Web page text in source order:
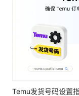
Temu发货号码设置